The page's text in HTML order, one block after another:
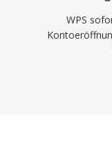
WPS